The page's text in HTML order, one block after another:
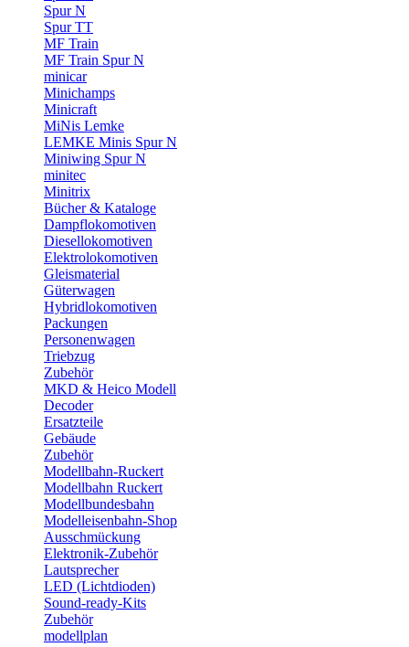
Spur N
Spur TT
MF Train
MF Train Spur N
minicar
Minichamps
Minicraft
MiNis Lemke
LEMKE Minis Spur N
Miniwing Spur N
minitec
Minitrix
Bücher & Kataloge
Dampflokomotiven
Diesellokomotiven
Elektrolokomotiven
Gleismaterial
Güterwagen
Hybridlokomotiven
Packungen
Personenwagen
Triebzug
Zubehör
MKD & Heico Modell
Decoder
Ersatzteile
Gebäude
Zubehör
Modellbahn-Ruckert
Modellbahn Ruckert
Modellbundesbahn
Modelleisenbahn-Shop
Ausschmückung
Elektronik-Zubehör
Lautsprecher
LED (Lichtdioden)
Sound-ready-Kits
Zubehör
modellplan